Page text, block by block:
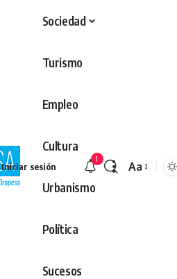
Sociedad
Turismo
Empleo
Cultura
Urbanismo
Política
Sucesos
Iniciar sesión
1
Aa